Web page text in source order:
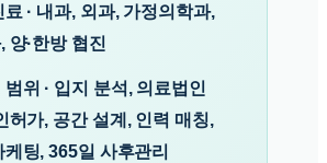
료 · 내과, 외과, 가정의학과,
양·한방 협진
범위 · 입지 분석, 의료법인
허가, 공간 설계, 인력 매칭,
팅, 365일 사후관리